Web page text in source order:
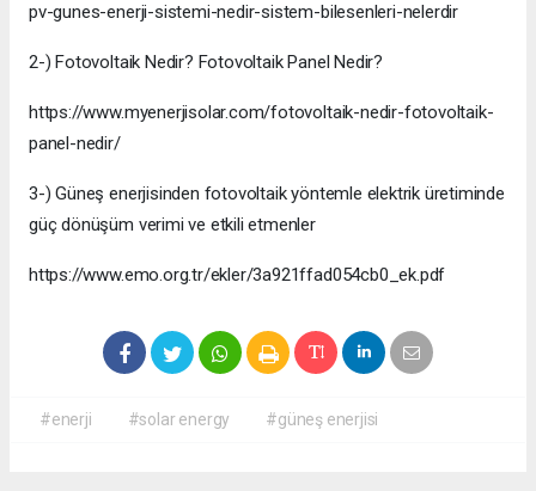
pv-gunes-enerji-sistemi-nedir-sistem-bilesenleri-nelerdir
2-) Fotovoltaik Nedir? Fotovoltaik Panel Nedir?
https://www.myenerjisolar.com/fotovoltaik-nedir-fotovoltaik-
panel-nedir/
3-) Güneş enerjisinden fotovoltaik yöntemle elektrik üretiminde
güç dönüşüm verimi ve etkili etmenler
https://www.emo.org.tr/ekler/3a921ffad054cb0_ek.pdf
#enerji #solar energy #güneş enerjisi